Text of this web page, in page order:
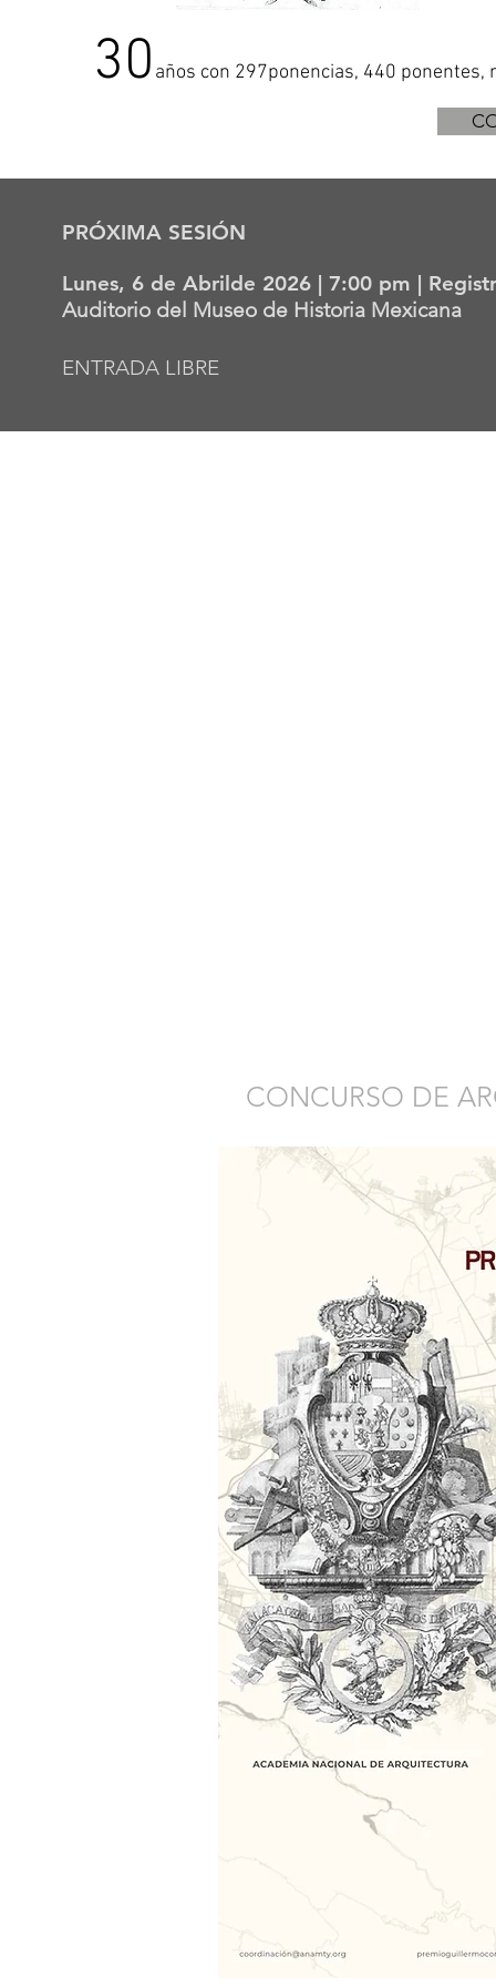
30 años con 297ponencias, 440 ponentes,
PRÓXIMA SESIÓN
Lunes, 6 de Abrilde 2026 | 7:00 pm |
Auditorio del Museo de Historia Mexicana
ENTRADA LIBRE
CONCURSO DE